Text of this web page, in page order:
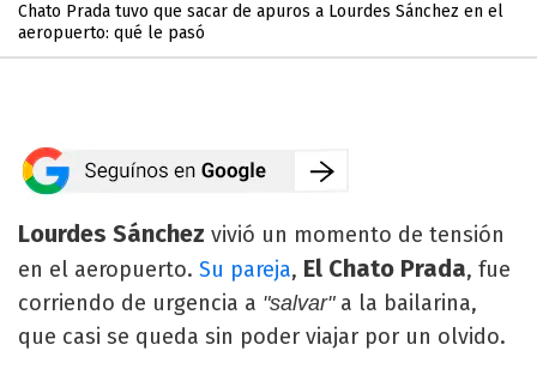
Chato Prada tuvo que sacar de apuros a Lourdes Sánchez en el
aeropuerto: qué le pasó
Lourdes Sánchez vivió un momento de tensión
en el aeropuerto. Su pareja, El Chato Prada, fue
corriendo de urgencia a "salvar" a la bailarina,
que casi se queda sin poder viajar por un olvido.